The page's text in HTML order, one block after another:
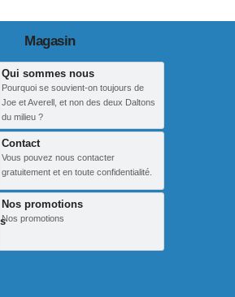
Magasin
Qui sommes nous
Pourquoi se souvient-on toujours de
Joe et Averell, et non des deux Daltons
du milieu ?
Contact
Vous pouvez nous contacter
gratuitement et en toute confidentialité.
Nos promotions
Nos promotions